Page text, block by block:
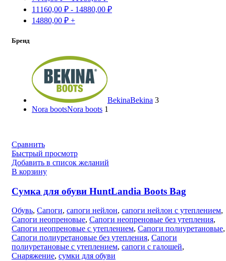
11160,00 ₽ - 14880,00 ₽
14880,00 ₽ +
Бренд
BekinaBekina 3
Nora bootsNora boots 1
Сравнить
Быстрый просмотр
Добавить в список желаний
В корзину
Сумка для обуви HuntLandia Boots Bag
Обувь, Сапоги, сапоги нейлон, сапоги нейлон с утеплением,
Сапоги неопреновые, Сапоги неопреновые без утепления,
Сапоги неопреновые с утеплением, Сапоги полиуретановые,
Сапоги полиуретановые без утепления, Сапоги
полиуретановые с утеплением, сапоги с галошей,
Снаряжение, сумки для обуви